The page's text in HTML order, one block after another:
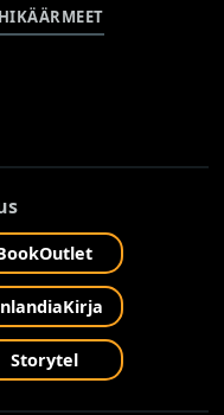
Storytel